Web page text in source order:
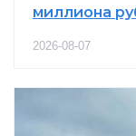
миллиона
2026-08-07